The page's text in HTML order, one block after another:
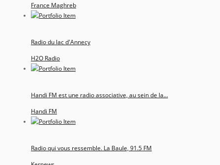
France Maghreb
Radio du lac d'Annecy
H2O Radio
Handi FM est une radio associative, au sein de la...
Handi FM
Radio qui vous ressemble. La Baule, 91.5 FM